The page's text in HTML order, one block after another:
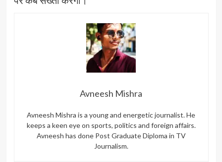
Avneesh Mishra
Avneesh Mishra is a young and energetic journalist. He
keeps a keen eye on sports, politics and foreign affairs.
Avneesh has done Post Graduate Diploma in TV
Journalism.